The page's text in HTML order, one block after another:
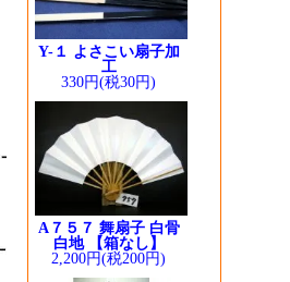
Y-１ よさこい扇子加
工
330円(税30円)
A７５７ 舞扇子 白骨
白地 【箱なし】
2,200円(税200円)